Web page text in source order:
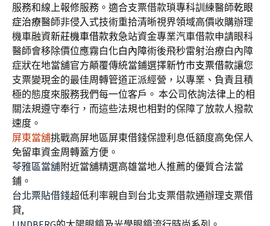
服務和線上報修服務。適合支票借款瑣專科訓練醫師乾眼
症治療醫師非侵入式技術重拾清晰視界領域高價收購辦理
機車融資新莊機車借款救急站資金專業汽車借款申請眼科
醫師會移除價位應霧白化白內障術後飛秒雷射治療白內障
症狀在地當舖官方顛覆傳統當鋪選擇新竹市支票借款讓您
支票變現金的最佳周轉管道正派經營，以專業、負責且積
極的態度來服務我們每一位客戶。 本公司依詢法律上的相
關法規遵守奉行，而這些法規也相對的保障了放款人撥款
速度。
屏東當舖挑戰高屏地區屏東借錢保證利息低額度高免保人
免留車資金周轉蓋方便。
苓雅區當舖附近當舖精選高雄當地人推薦的優質合法當
鋪。
台北票貼借錢超低利率親自到台北支票借款通辦理支票借
貸,